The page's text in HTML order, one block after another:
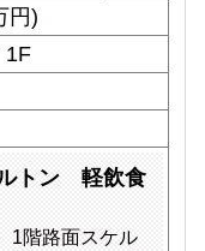
円)
1F
トン 軽飲食
1階路面スケル